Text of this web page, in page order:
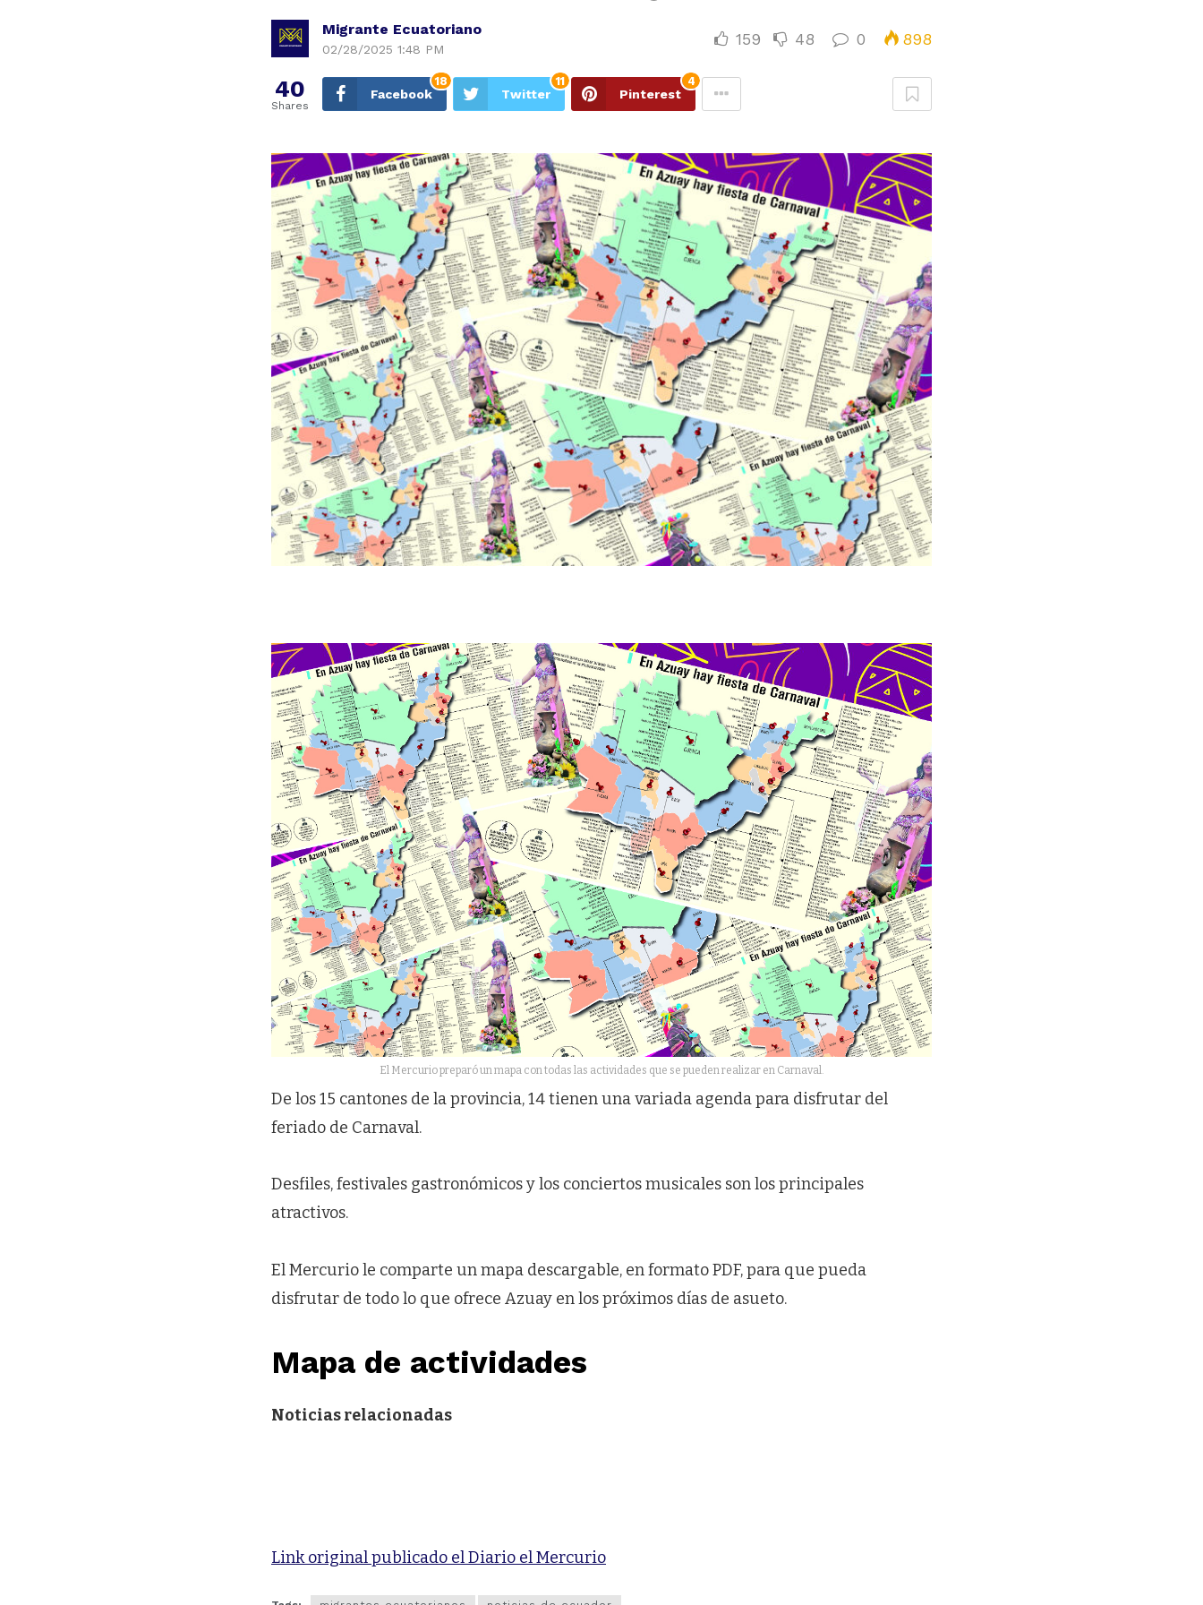
Migrante Ecuatoriano
02/28/2025 1:48 PM
159 48 0 898
40
Shares
Facebook
18
Twitter
11
Pinterest
4
El Mercurio preparó un mapa con todas las actividades que se pueden realizar en Carnaval.
De los 15 cantones de la provincia, 14 tienen una variada agenda para disfrutar del
feriado de Carnaval.
Desfiles, festivales gastronómicos y los conciertos musicales son los principales
atractivos.
El Mercurio le comparte un mapa descargable, en formato PDF, para que pueda
disfrutar de todo lo que ofrece Azuay en los próximos días de asueto.
Mapa de actividades
Noticias relacionadas
Link original publicado el Diario el Mercurio